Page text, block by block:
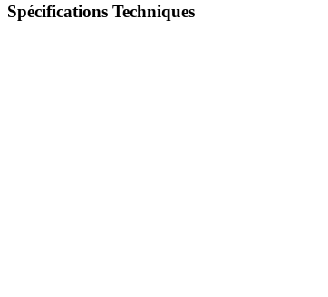
Spécifications Techniques